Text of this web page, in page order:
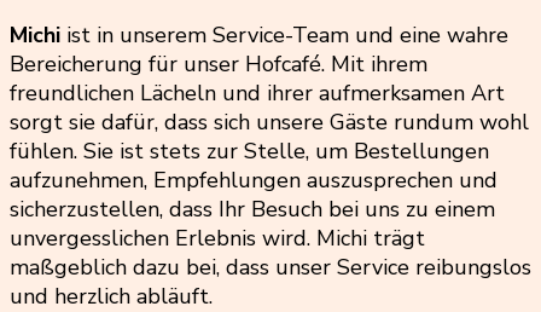
Michi ist in unserem Service-Team und eine wahre
Bereicherung für unser Hofcafé. Mit ihrem
freundlichen Lächeln und ihrer aufmerksamen Art
sorgt sie dafür, dass sich unsere Gäste rundum wohl
fühlen. Sie ist stets zur Stelle, um Bestellungen
aufzunehmen, Empfehlungen auszusprechen und
sicherzustellen, dass Ihr Besuch bei uns zu einem
unvergesslichen Erlebnis wird. Michi trägt
maßgeblich dazu bei, dass unser Service reibungslos
und herzlich abläuft.